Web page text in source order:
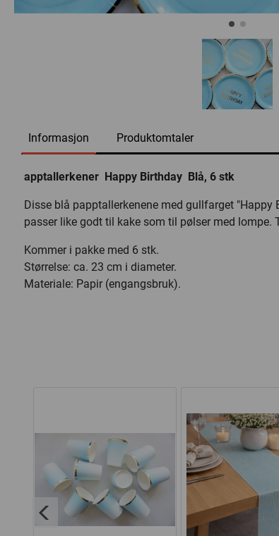
Informasjon Produktomtaler
apptallerkener  Happy Birthday  Blå, 6 stk
Disse blå papptallerkenene med gullfarget
passer like godt til kake som til pølser med lompe.
Kommer i pakke med 6 stk.
Størrelse: ca. 23 cm i diameter.
Materiale: Papir (engangsbruk).